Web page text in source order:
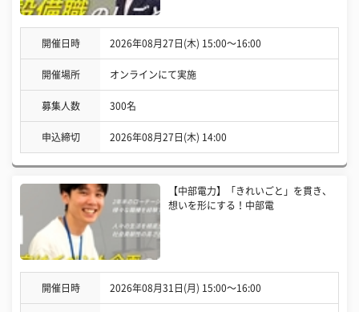
開催日時 2026年08月27日(木) 15:00〜16:00
開催場所 オンラインにて実施
募集人数 300名
申込締切 2026年08月27日(木) 14:00
【中部電力】「きれいごと」を貫き、
想いを形にする！中部電
開催日時 2026年08月31日(月) 15:00〜16:00